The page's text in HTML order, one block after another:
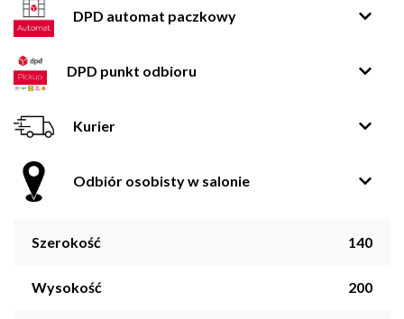
DPD automat paczkowy
DPD punkt odbioru
Kurier
Odbiór osobisty w salonie
Szerokość 140
Wysokość 200